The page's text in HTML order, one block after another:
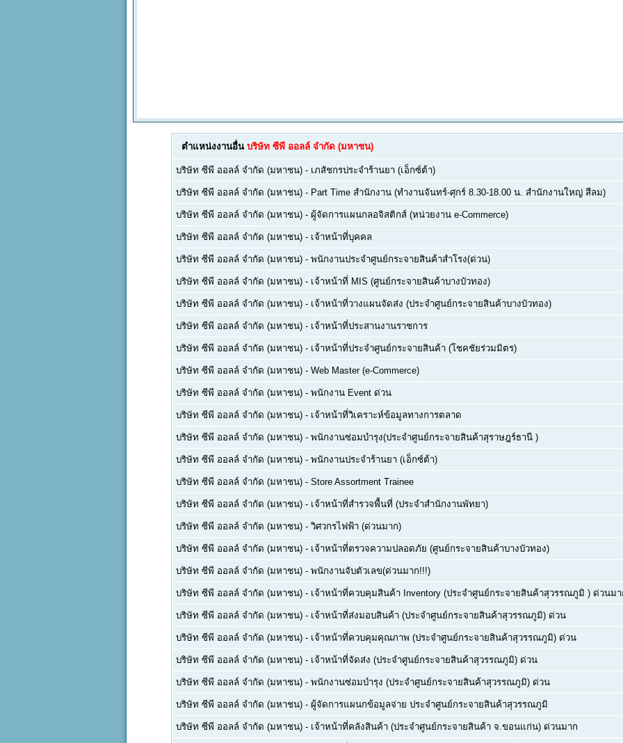
ตำแหน่งงานอื่น บริษัท ซีพี ออลล์ จำกัด (มหาชน)
บริษัท ซีพี ออลล์ จำกัด (มหาชน) - เภสัชกรประจำร้านยา (เอ็กซ์ต้า)
บริษัท ซีพี ออลล์ จำกัด (มหาชน) - Part Time สำนักงาน (ทำงานจันทร์-ศุกร์ 8.30-18.00 น. สำนักงานใหญ่ สีลม)
บริษัท ซีพี ออลล์ จำกัด (มหาชน) - ผู้จัดการแผนกลอจิสติกส์ (หน่วยงาน e-Commerce)
บริษัท ซีพี ออลล์ จำกัด (มหาชน) - เจ้าหน้าที่บุคคล
บริษัท ซีพี ออลล์ จำกัด (มหาชน) - พนักงานประจำศูนย์กระจายสินค้าสำโรง(ด่วน)
บริษัท ซีพี ออลล์ จำกัด (มหาชน) - เจ้าหน้าที่ MIS (ศูนย์กระจายสินค้าบางบัวทอง)
บริษัท ซีพี ออลล์ จำกัด (มหาชน) - เจ้าหน้าที่วางแผนจัดส่ง (ประจำศูนย์กระจายสินค้าบางบัวทอง)
บริษัท ซีพี ออลล์ จำกัด (มหาชน) - เจ้าหน้าที่ประสานงานราชการ
บริษัท ซีพี ออลล์ จำกัด (มหาชน) - เจ้าหน้าที่ประจำศูนย์กระจายสินค้า (โชคชัยร่วมมิตร)
บริษัท ซีพี ออลล์ จำกัด (มหาชน) - Web Master (e-Commerce)
บริษัท ซีพี ออลล์ จำกัด (มหาชน) - พนักงาน Event ด่วน
บริษัท ซีพี ออลล์ จำกัด (มหาชน) - เจ้าหน้าที่วิเคราะห์ข้อมูลทางการตลาด
บริษัท ซีพี ออลล์ จำกัด (มหาชน) - พนักงานซ่อมบำรุง(ประจำศูนย์กระจายสินค้าสุราษฎร์ธานี )
บริษัท ซีพี ออลล์ จำกัด (มหาชน) - พนักงานประจำร้านยา (เอ็กซ์ต้า)
บริษัท ซีพี ออลล์ จำกัด (มหาชน) - Store Assortment Trainee
บริษัท ซีพี ออลล์ จำกัด (มหาชน) - เจ้าหน้าที่สำรวจพื้นที่ (ประจำสำนักงานพัทยา)
บริษัท ซีพี ออลล์ จำกัด (มหาชน) - วิศวกรไฟฟ้า (ด่วนมาก)
บริษัท ซีพี ออลล์ จำกัด (มหาชน) - เจ้าหน้าที่ตรวจความปลอดภัย (ศูนย์กระจายสินค้าบางบัวทอง)
บริษัท ซีพี ออลล์ จำกัด (มหาชน) - พนักงานจับตัวเลข(ด่วนมาก!!!)
บริษัท ซีพี ออลล์ จำกัด (มหาชน) - เจ้าหน้าที่ควบคุมสินค้า Inventory (ประจำศูนย์กระจายสินค้าสุวรรณภูมิ ) ด่วนม
บริษัท ซีพี ออลล์ จำกัด (มหาชน) - เจ้าหน้าที่ส่งมอบสินค้า (ประจำศูนย์กระจายสินค้าสุวรรณภูมิ) ด่วน
บริษัท ซีพี ออลล์ จำกัด (มหาชน) - เจ้าหน้าที่ควบคุมคุณภาพ (ประจำศูนย์กระจายสินค้าสุวรรณภูมิ) ด่วน
บริษัท ซีพี ออลล์ จำกัด (มหาชน) - เจ้าหน้าที่จัดส่ง (ประจำศูนย์กระจายสินค้าสุวรรณภูมิ) ด่วน
บริษัท ซีพี ออลล์ จำกัด (มหาชน) - พนักงานซ่อมบำรุง (ประจำศูนย์กระจายสินค้าสุวรรณภูมิ) ด่วน
บริษัท ซีพี ออลล์ จำกัด (มหาชน) - ผู้จัดการแผนกข้อมูลจ่าย ประจำศูนย์กระจายสินค้าสุวรรณภูมิ
บริษัท ซีพี ออลล์ จำกัด (มหาชน) - เจ้าหน้าที่คลังสินค้า (ประจำศูนย์กระจายสินค้า จ.ขอนแก่น) ด่วนมาก